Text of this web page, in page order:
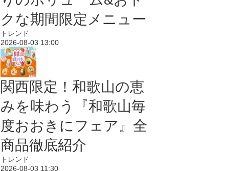
クな期間限定メニュー
トレンド
2026-08-03 13:00
関西限定！和歌山の恵
みを味わう『和歌山毎
度おおきにフェア』全
商品徹底紹介
トレンド
2026-08-03 11:30